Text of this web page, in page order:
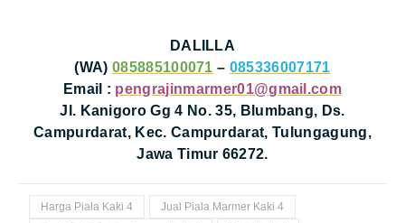
DALILLA
(WA) 085885100071 – 085336007171
Email : pengrajinmarmer01@gmail.com
Jl. Kanigoro Gg 4 No. 35, Blumbang, Ds.
Campurdarat, Kec. Campurdarat, Tulungagung,
Jawa Timur 66272.
Harga Piala Kaki 4
Jual Piala Marmer Kaki 4